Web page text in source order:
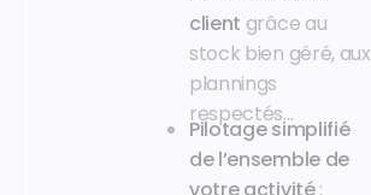
client grâce au
stock bien géré, aux
plannings
respectés…
Pilotage simplifié
de l’ensemble de
votre activité: